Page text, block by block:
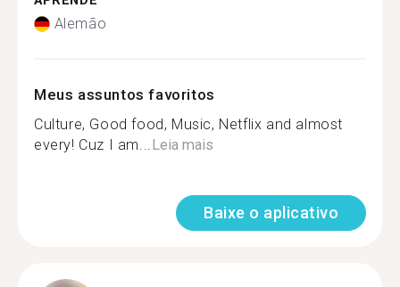
Alemão
Meus assuntos favoritos
Culture, Good food, Music, Netflix and almost
every! Cuz I am...Leia mais
Baixe o aplicativo